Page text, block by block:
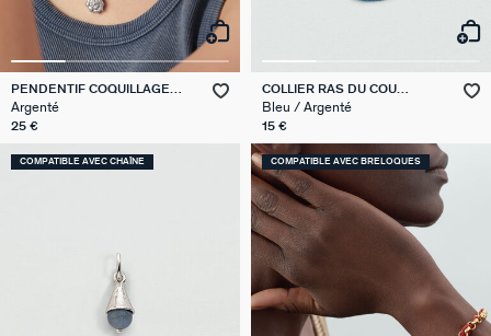
PENDENTIF COQUILLAGE
TALISMANS
Argenté
25 €
COLLIER RAS DU COU
CORDON TALISMANS
Bleu / Argenté
15 €
COMPATIBLE AVEC CHAÎNE COMPATIBLE AVEC BRELOQUES